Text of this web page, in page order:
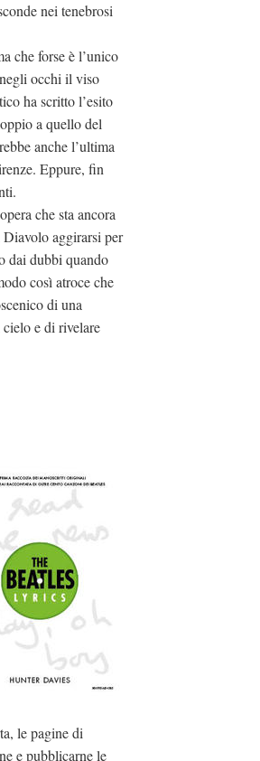
nei tenebrosi
che forse è l’unico
occhi il viso
ha scritto l’esito
a quello del
anche l’ultima
Eppure, fin
che sta ancora
aggirarsi per
dai dubbi quando
così atroce che
di una
e di rivelare
le pagine di
e pubblicarne le